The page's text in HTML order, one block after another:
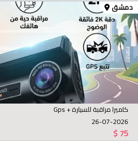
دمشق
كاميرا مراقبة للسيارة + Gps
26-07-2026
$75